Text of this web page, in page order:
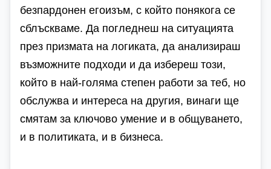
безпардонен егоизъм, с който понякога се
сблъскваме. Да погледнеш на ситуацията
през призмата на логиката, да анализираш
възможните подходи и да избереш този,
който в най-голяма степен работи за теб, но
обслужва и интереса на другия, винаги ще
смятам за ключово умение и в общуването,
и в политиката, и в бизнеса.